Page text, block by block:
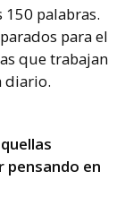
palabras.
para el
que trabajan
diario.
pensando en